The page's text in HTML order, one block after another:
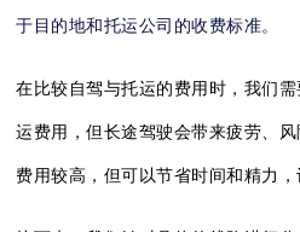
于目的地和托运公司的收费标准。
在比较自驾与托运的费用时，我们
运费用，但长途驾驶会带来疲劳、
费用较高，但可以节省时间和精力，